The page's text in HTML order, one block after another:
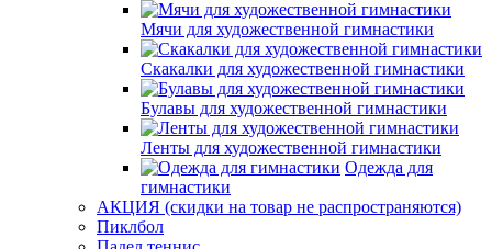
Мячи для художественной гимнастики
Скакалки для художественной гимнастики
Булавы для художественной гимнастики
Ленты для художественной гимнастики
Одежда для
гимнастики
АКЦИЯ (скидки на товар не распространяются)
Пиклбол